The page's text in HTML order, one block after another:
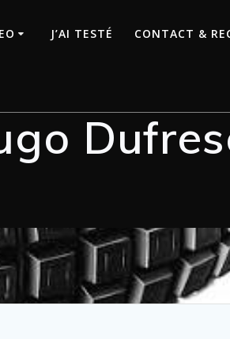
J’AI TESTÉ CONTACT &